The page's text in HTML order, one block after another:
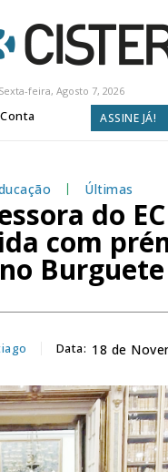
Sexta-feira, Agosto 7, 2026
ASSINE JÁ!
Últimas
do
com
Burguete
Data: 18 de